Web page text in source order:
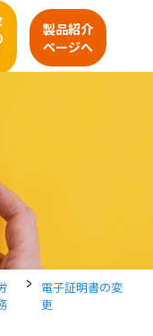
製品紹介
ページへ
>
電子証明書の変
更